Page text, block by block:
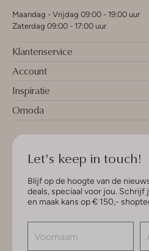
Maandag - Vrijdag 09:00 - 19:00 uur
Zaterdag 09:00 - 17:00 uur
Klantenservice
Account
Inspiratie
Omoda
Let's keep in touch!
Blijf op de hoogte van de
deals, speciaal voor jou.
en maak kans op € 150,-